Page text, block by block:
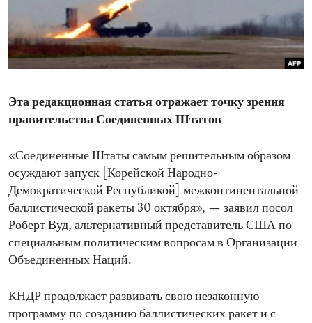
ENVIRONMENT AND HEALTH
IDEALS AND INSTITUTIONS
Эта редакционная статья отражает точку зрения
правительства Соединенных Штатов
«Соединенные Штаты самым решительным образом
осуждают запуск [Корейской Народно-
Демократической Республикой] межконтинентальной
баллистической ракеты 30 октября», — заявил посол
Роберт Вуд, альтернативный представитель США по
специальным политическим вопросам в Организации
Объединенных Наций.
КНДР продолжает развивать свою незаконную
программу по созданию баллистических ракет и с